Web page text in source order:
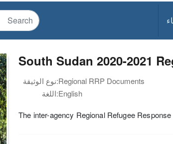
South Sudan 2020-2021
نوع الوثيقة:Regional RRP Documents
اللغة:English
The inter-agency Regional Refugee